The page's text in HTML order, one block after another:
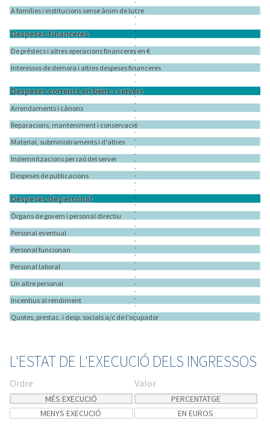
Quotes, prestac. i desp. socials a/c de l'ocupador
Incentius al rendiment
Un altre personal
Personal laboral
Personal funcionari
Personal eventual
Òrgans de govern i personal directiu
Despeses de personal
Despeses de publicacions
Indemnitzacions per raó del servei
Material, subministraments i d'altres
Reparacions, manteniment i conservació
Arrendaments i cànons
Despeses corrents en béns i serveis
Interessos de demora i altres despeses financeres
De préstecs i altres operacions financeres en €
Despeses financeres
A famílies i institucions sense ànim de lucre
L'ESTAT DE L'EXECUCIÓ DELS INGRESSOS
Ordre
MÉS EXECUCIÓ
MENYS EXECUCIÓ
Valor
PERCENTATGE
EN EUROS